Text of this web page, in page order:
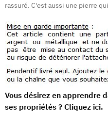
rassuré. C'est aussi une pierre
Vous désirez en apprendre
ses propriétés ? Cliquez ici.